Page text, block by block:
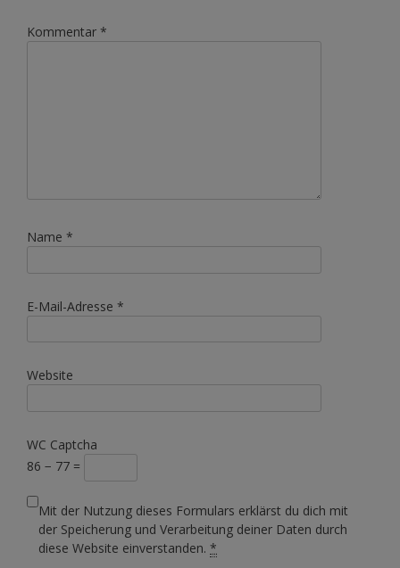
Kommentar *
Name *
E-Mail-Adresse *
Website
WC Captcha
86 − 77 =
Mit der Nutzung dieses Formulars erklärst du dich mit
der Speicherung und Verarbeitung deiner Daten durch
diese Website einverstanden. *